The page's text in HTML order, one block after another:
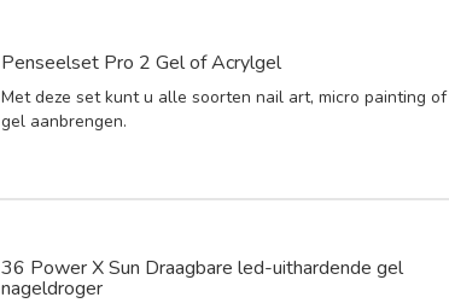
Penseelset Pro 2 Gel of Acrylgel
Met deze set kunt u alle soorten nail art, micro painting of
gel aanbrengen.
36 Power X Sun Draagbare led-uithardende gel
nageldroger